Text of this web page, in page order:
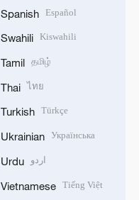
Spanish Español
Swahili Kiswahili
Tamil தமிழ்
Thai ไทย
Turkish Türkçe
Ukrainian Українська
Urdu اردو
Vietnamese Tiếng Việt